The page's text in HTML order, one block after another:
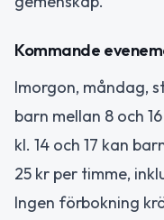
Kommande
Imorgon, måndag,
barn mellan 8 och
kl. 14 och 17 kan
25 kr per timme,
Ingen förbokning